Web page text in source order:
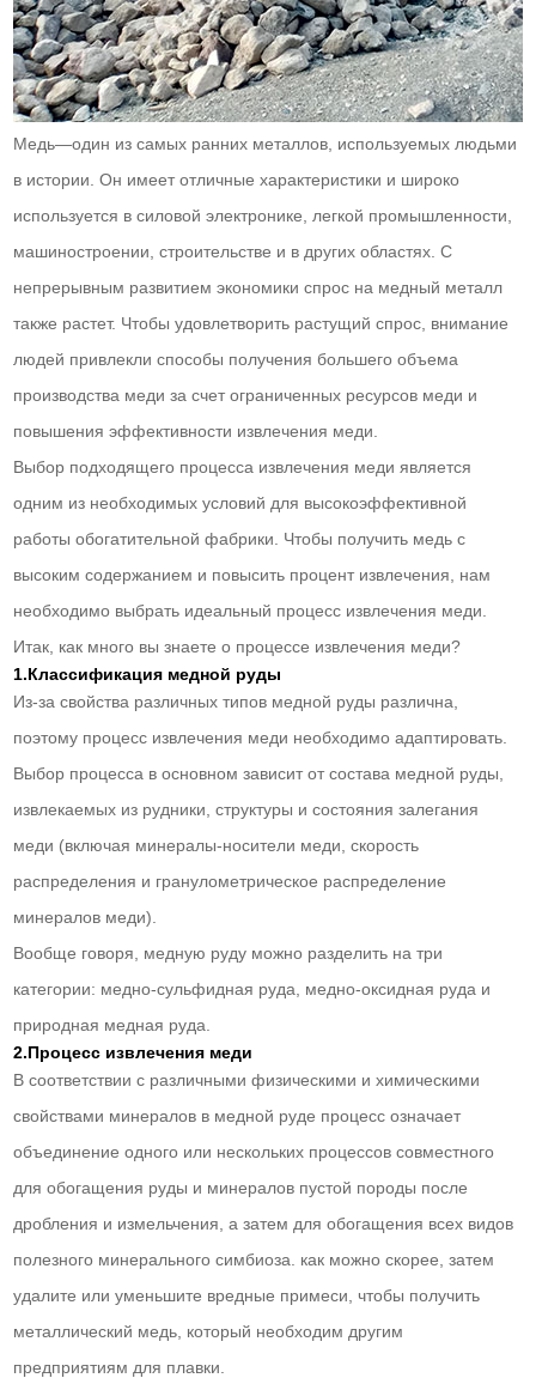
Медь—один из самых ранних металлов, используемых людьми
в истории. Он имеет отличные характеристики и широко
используется в силовой электронике, легкой промышленности,
машиностроении, строительстве и в других областях. С
непрерывным развитием экономики спрос на медный металл
также растет. Чтобы удовлетворить растущий спрос, внимание
людей привлекли способы получения большего объема
производства меди за счет ограниченных ресурсов меди и
повышения эффективности извлечения меди.
Выбор подходящего процесса извлечения меди является
одним из необходимых условий для высокоэффективной
работы обогатительной фабрики. Чтобы получить медь с
высоким содержанием и повысить процент извлечения, нам
необходимо выбрать идеальный процесс извлечения меди.
Итак, как много вы знаете о процессе извлечения меди?
1.Классификация медной руды
Из-за свойства различных типов медной руды различна,
поэтому процесс извлечения меди необходимо адаптировать.
Выбор процесса в основном зависит от состава медной руды,
извлекаемых из рудники, структуры и состояния залегания
меди (включая минералы-носители меди, скорость
распределения и гранулометрическое распределение
минералов меди).
Вообще говоря, медную руду можно разделить на три
категории: медно-сульфидная руда, медно-оксидная руда и
природная медная руда.
2.Процесс извлечения меди
В соответствии с различными физическими и химическими
свойствами минералов в медной руде процесс означает
объединение одного или нескольких процессов совместного
для обогащения руды и минералов пустой породы после
дробления и измельчения, а затем для обогащения всех видов
полезного минерального симбиоза. как можно скорее, затем
удалите или уменьшите вредные примеси, чтобы получить
металлический медь, который необходим другим
предприятиям для плавки.